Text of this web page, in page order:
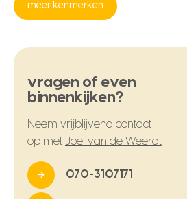
meer kenmerken
vragen of even
binnenkijken?
Neem vrijblijvend contact
op met Joël van de Weerdt
070-3107171